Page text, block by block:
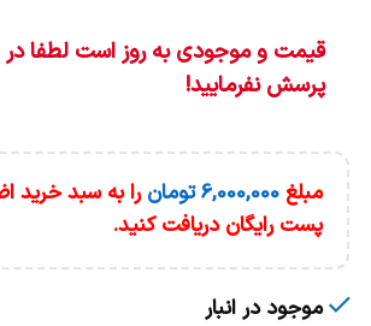
قیمت و موجودی به روز است لطفا
پرسش نفرمایید!
مبلغ 6,000,000تومان را به سبد خرید
پست رایگان دریافت کنید.
موجود در انبار